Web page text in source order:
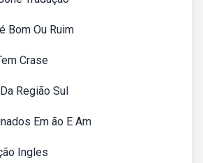
Bom Ou Ruim
Crase
Região Sul
Em ão E Am
Ingles